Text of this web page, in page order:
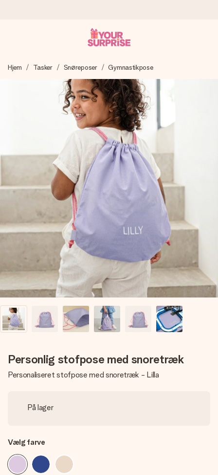
Vi laver din gave med omhu og sender den lynhurtigt – så
du kan give den på det helt rette tidspunkt, når den
betyder allermest.
4,7 (baseret på +15.000 anmeldelser)
Vores gaver inspirerer. Kunderne giver os 4,7 på Google
Reviews.
Gratis kort med hilsen
Lav noget særligt i blot få trin – med hendes navn, et
billede af dig eller en besked, der går lige i hendes hjerte.
Intet besvær men udelukkende en masse kærlighed i
Hjem Tasker Snøreposer Gymnastikpose
Personlig stofpose med snoretræk
Personaliseret stofpose med snoretræk - Lilla
På lager
Vælg farve